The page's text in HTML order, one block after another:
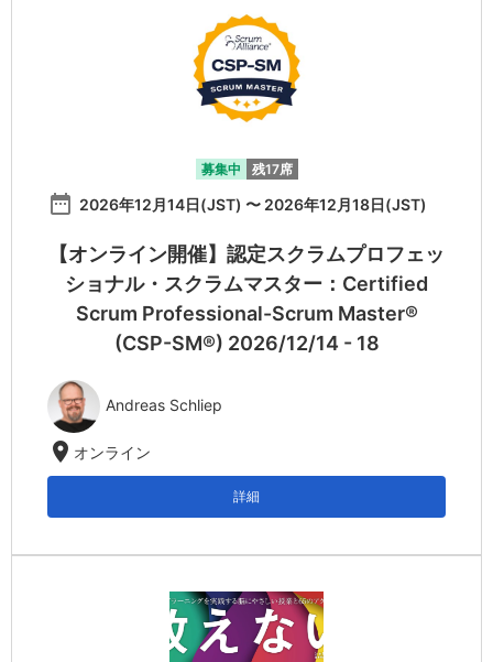
募集中 残17席
date_range 2026年12月14日(JST) 〜 2026年12月18日(JST)
【オンライン開催】認定スクラムプロフェッ
ショナル・スクラムマスター：Certified
Scrum Professional-Scrum Master®
(CSP-SM®) 2026/12/14 - 18
Andreas Schliep
location_on オンライン
詳細